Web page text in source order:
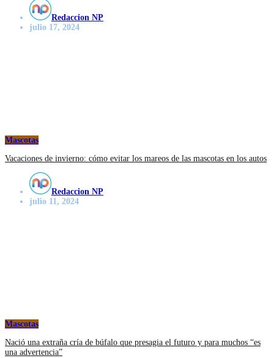
Redaccion NP
julio 17, 2024
Mascotas
Vacaciones de invierno: cómo evitar los mareos de las mascotas en los autos
Redaccion NP
julio 11, 2024
Mascotas
Nació una extraña cría de búfalo que presagia el futuro y para muchos “es
una advertencia”